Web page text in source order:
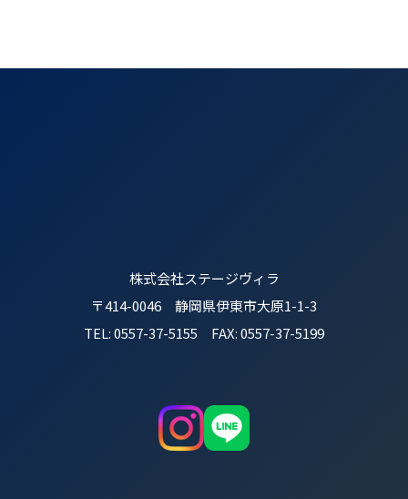
株式会社ステージヴィラ
〒414-0046 静岡県伊東市大原1-1-3
TEL: 0557-37-5155 FAX: 0557-37-5199